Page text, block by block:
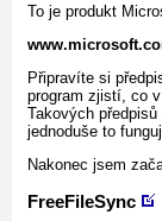
To je produkt
Připravíte si
program zjistí, co
Takových
jednoduše to
Nakonec jsem
FreeFileSync